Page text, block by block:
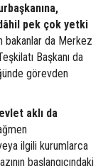
pek çok yetki
bakanlar da Merkez
Başkanı da
görevden
aklı da
ilgili kurumlarca
başlangıcındaki